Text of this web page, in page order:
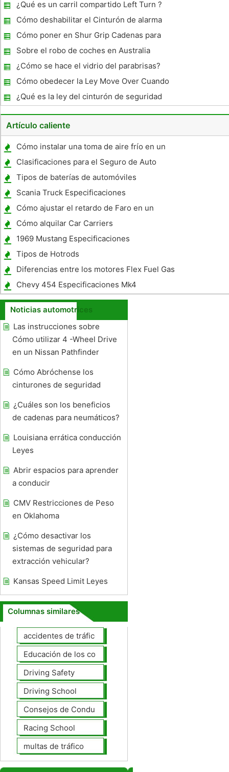
¿Qué es un carril compartido Left Turn ?
Cómo deshabilitar el Cinturón de alarma
asiento en un Mitsubishi Lancer
Cómo poner en Shur Grip Cadenas para
neumáticos
Sobre el robo de coches en Australia
¿Cómo se hace el vidrio del parabrisas?
Cómo obedecer la Ley Move Over Cuando
el paso de vehículos de emergencia
Detenido
¿Qué es la ley del cinturón de seguridad
Wyoming?
Artículo caliente
Cómo instalar una toma de aire frío en un
Jetta 2.0
Clasificaciones para el Seguro de Auto
Tipos de baterías de automóviles
Scania Truck Especificaciones
Cómo ajustar el retardo de Faro en un
Deville
Cómo alquilar Car Carriers
1969 Mustang Especificaciones
Tipos de Hotrods
Diferencias entre los motores Flex Fuel Gas
y Motores
Chevy 454 Especificaciones Mk4
Noticias automotrices
Las instrucciones sobre
Cómo utilizar 4 -Wheel Drive
en un Nissan Pathfinder
Cómo Abróchense los
cinturones de seguridad
¿Cuáles son los beneficios
de cadenas para neumáticos?
Louisiana errática conducción
Leyes
Abrir espacios para aprender
a conducir
CMV Restricciones de Peso
en Oklahoma
¿Cómo desactivar los
sistemas de seguridad para
extracción vehicular?
Kansas Speed ​​Limit Leyes
Columnas similares
accidentes de tráfico
Educación de los conductores
Driving Safety
Driving School
Consejos de Conducción
Racing School
multas de tráfico